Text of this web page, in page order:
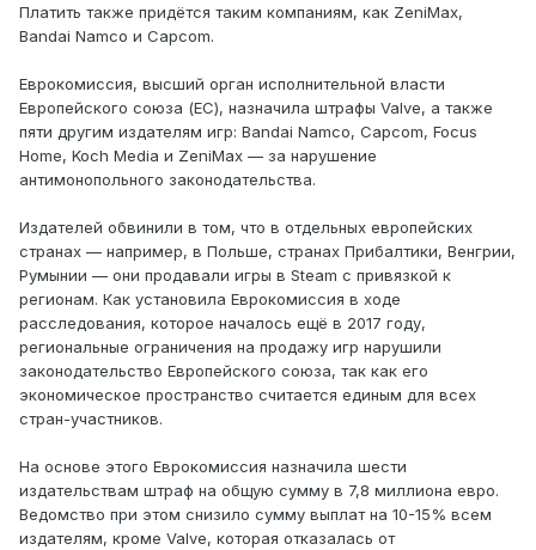
Платить также придётся таким компаниям, как ZeniMax,
Bandai Namco и Capcom.
Еврокомиссия, высший орган исполнительной власти
Европейского союза (ЕС), назначила штрафы Valve, а также
пяти другим издателям игр: Bandai Namco, Capcom, Focus
Home, Koch Media и ZeniMax — за нарушение
антимонопольного законодательства.
Издателей обвинили в том, что в отдельных европейских
странах — например, в Польше, странах Прибалтики, Венгрии,
Румынии — они продавали игры в Steam с привязкой к
регионам. Как установила Еврокомиссия в ходе
расследования, которое началось ещё в 2017 году,
региональные ограничения на продажу игр нарушили
законодательство Европейского союза, так как его
экономическое пространство считается единым для всех
стран-участников.
На основе этого Еврокомиссия назначила шести
издательствам штраф на общую сумму в 7,8 миллиона евро.
Ведомство при этом снизило сумму выплат на 10-15% всем
издателям, кроме Valve, которая отказалась от